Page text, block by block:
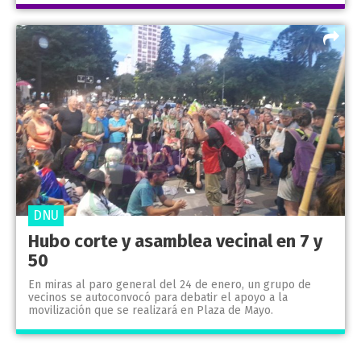
Hubo corte y asamblea vecinal en 7 y
50
En miras al paro general del 24 de enero, un grupo de
vecinos se autoconvocó para debatir el apoyo a la
movilización que se realizará en Plaza de Mayo.
DNU